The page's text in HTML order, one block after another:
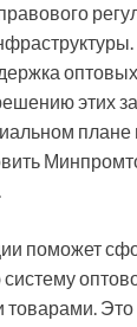
этих
плане
поможет